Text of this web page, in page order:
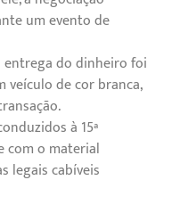
um evento de
entrega do dinheiro foi
veículo de cor branca,
à 15ª
com o material
legais cabíveis